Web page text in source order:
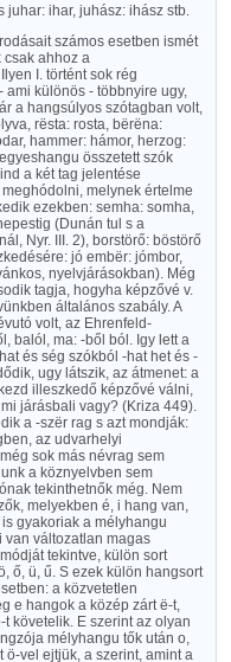
juhar: ihar, juhász: ihász stb.
számos esetben ismét
csak ahhoz a
I. történt sok rég
különös - többnyire ugy,
a hangsúlyos szótagban volt,
rësta: rosta, bërëna:
hammer: hámor, herzog:
összetett szók
a két tag jelentése
melynek értelme
ezekben: semha: somha,
(Dunán tul s a
Nyr. III. 2), borstörő: böstörő
jó embër: jómbor,
nyelvjárásokban). Még
tagja, hogyha képzővé v.
általános szabály. A
volt, az Ehrenfeld-
balól, ma: -ből ból. Igy lett a
és ség szókból -hat het és -
ugy látszik, az átmenet: a
illeszkedő képzővé válni,
járásbali vagy? (Kriza 449).
a -szër rag s azt mondják:
az udvarhelyi
sok más névrag sem
a köznyelvben sem
tekinthetnők még. Nem
melyekben é, i hang van,
gyakoriak a mélyhangu
van változatlan magas
tekintve, külön sort
ő, ü, ű. S ezek külön hangsort
a közvetetlen
e hangok a közép zárt ë-t,
követelik. E szerint az olyan
mélyhangu tők után o,
vel ejtjük, a szerint, amint a